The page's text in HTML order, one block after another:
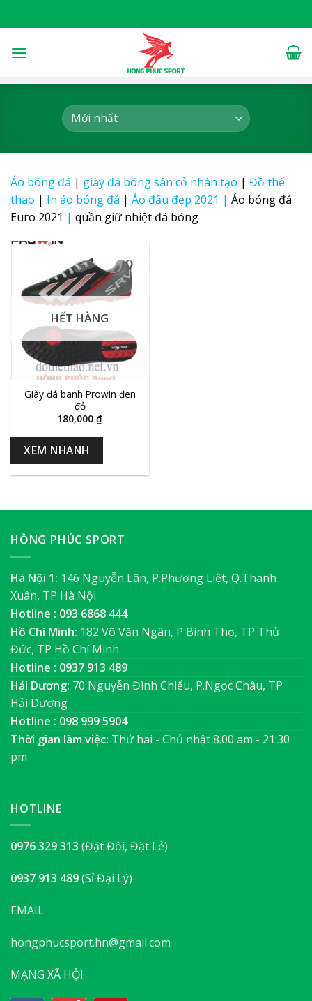
to
Áo bóng đá | giày đá bóng sân cỏ nhân tạo | Đồ thể
thao | In áo bóng đá | Áo đấu đẹp 2021 | Áo bóng đá
Euro 2021 | quần giữ nhiệt đá bóng
HẾT HÀNG
Giày đá banh Prowin đen
đỏ
180,000 ₫
XEM NHANH
HỒNG PHÚC SPORT
Hà Nội 1: 146 Nguyễn Lân, P.Phương Liệt, Q.Thanh
Xuân, TP Hà Nội
Hotline : 093 6868 444
Hồ Chí Minh: 182 Võ Văn Ngân, P Bình Thọ, TP Thủ
Đức, TP Hồ Chí Minh
Hotline : 0937 913 489
Hải Dương: 70 Nguyễn Đình Chiểu, P.Ngọc Châu, TP
Hải Dương
Hotline : 098 999 5904
Thời gian làm việc: Thứ hai - Chủ nhật 8.00 am - 21:30
pm
HOTLINE
0976 329 313 (Đặt Đội, Đặt Lẻ)
0937 913 489(Sỉ Đại Lý)
EMAIL
hongphucsport.hn@gmail.com
MẠNG XÃ HỘI